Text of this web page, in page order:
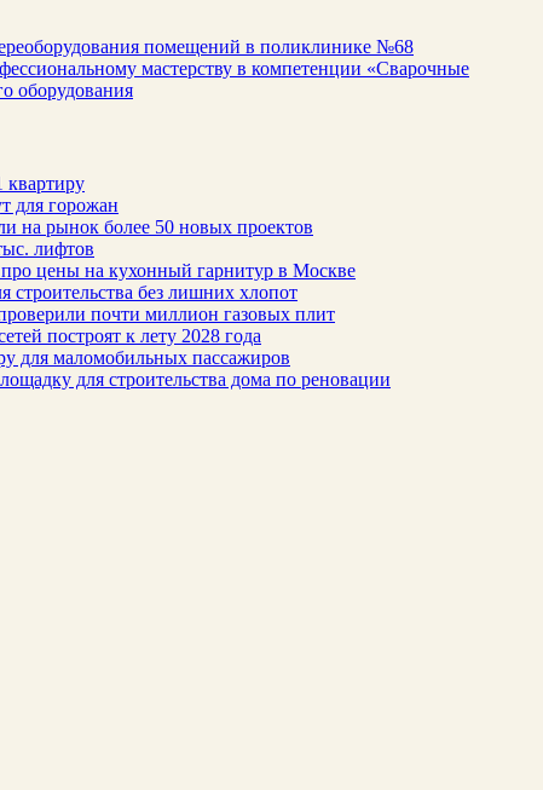
помещений в поликлинике №68
мастерству в компетенции «Сварочные
оборудования
для горожан
на рынок более 50 новых проектов
лифтов
цены на кухонный гарнитур в Москве
строительства без лишних хлопот
почти миллион газовых плит
построят к лету 2028 года
для маломобильных пассажиров
для строительства дома по реновации